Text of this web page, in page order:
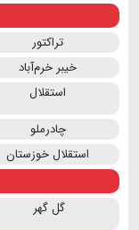
تراکتور
خیبر خرم‌آباد
استقلال
چادرملو
استقلال خوزستان
گل گهر